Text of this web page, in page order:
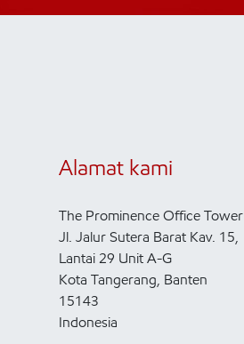
Alamat kami
The Prominence Office Tower
Jl. Jalur Sutera Barat Kav. 15,
Lantai 29 Unit A-G
Kota Tangerang, Banten
15143
Indonesia